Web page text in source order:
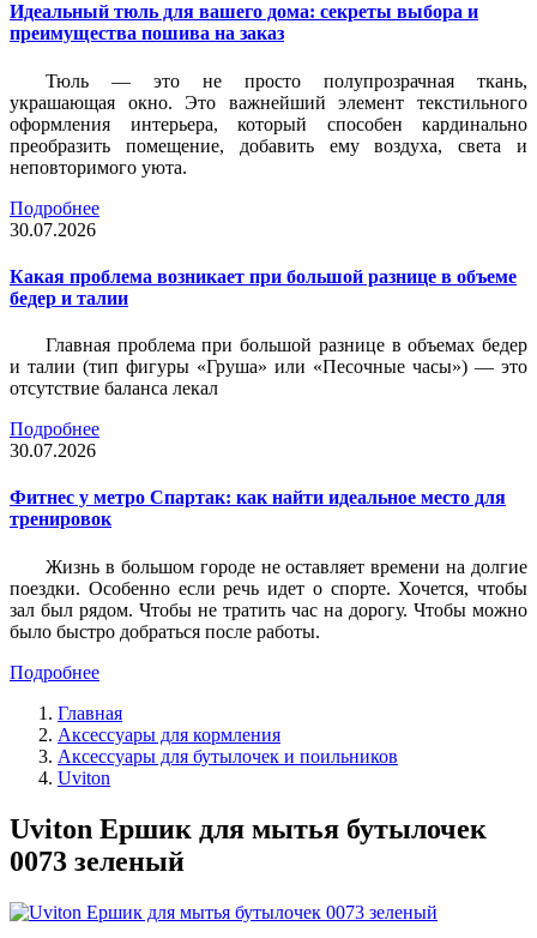
Идеальный тюль для вашего дома: секреты выбора и
преимущества пошива на заказ
Тюль — это не просто полупрозрачная ткань,
украшающая окно. Это важнейший элемент текстильного
оформления интерьера, который способен кардинально
преобразить помещение, добавить ему воздуха, света и
неповторимого уюта.
Подробнее
30.07.2026
Какая проблема возникает при большой разнице в объеме
бедер и талии
Главная проблема при большой разнице в объемах бедер
и талии (тип фигуры «Груша» или «Песочные часы») — это
отсутствие баланса лекал
Подробнее
30.07.2026
Фитнес у метро Спартак: как найти идеальное место для
тренировок
Жизнь в большом городе не оставляет времени на долгие
поездки. Особенно если речь идет о спорте. Хочется, чтобы
зал был рядом. Чтобы не тратить час на дорогу. Чтобы можно
было быстро добраться после работы.
Подробнее
Главная
Аксессуары для кормления
Аксессуары для бутылочек и поильников
Uviton
Uviton Ершик для мытья бутылочек
0073 зеленый